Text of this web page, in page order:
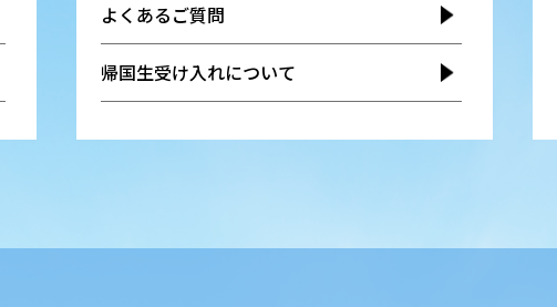
よくあるご質問
帰国生受け入れについて